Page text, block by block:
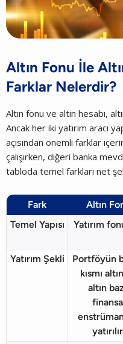
Altın Fonu İle
Farklar Nelerdir?
Altın fonu ve altın hesabı,
Ancak her iki yatırım aracı
açısından önemli farklar
çalışırken, diğeri banka
tabloda temel farkları net
Fark Altın
Temel Yapısı
Yatırım
Yatırım Şekli
Portföyün
kısmı
altın